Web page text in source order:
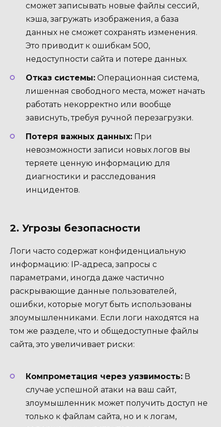
сможет записывать новые файлы сессий,
кэша, загружать изображения, а база
данных не сможет сохранять изменения.
Это приводит к ошибкам 500,
недоступности сайта и потере данных.
Отказ системы: Операционная система,
лишенная свободного места, может начать
работать некорректно или вообще
зависнуть, требуя ручной перезагрузки.
Потеря важных данных: При
невозможности записи новых логов вы
теряете ценную информацию для
диагностики и расследования
инцидентов.
2. Угрозы безопасности
Логи часто содержат конфиденциальную
информацию: IP-адреса, запросы с
параметрами, иногда даже частично
раскрывающие данные пользователей,
ошибки, которые могут быть использованы
злоумышленниками. Если логи находятся на
том же разделе, что и общедоступные файлы
сайта, это увеличивает риски:
Компрометация через уязвимость: В
случае успешной атаки на ваш сайт,
злоумышленник может получить доступ не
только к файлам сайта, но и к логам,